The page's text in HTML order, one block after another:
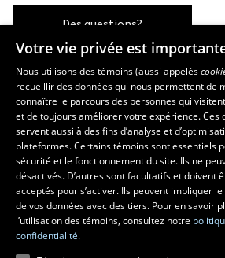
Des questions?
Les écoles et la recherche
École d’art
École supérieure d’aménagement du
régional
École de design
Centre de recherche en aménagement et
Votre vie privée est
Nous utilisons des témoins (aussi appelés
recueillir des données qui nous permettent de
connaître le parcours des personnes qui
et de toujours améliorer votre expérience. Ces
servent aussi à des fins d’analyse et
plateformes. Certains témoins sont essentiels
sécurité et le fonctionnement du site. Ils ne
désactivés. D’autres sont facultatifs et doivent
acceptés pour s’activer. Ils peuvent impliquer
de vos données avec des tiers. Pour en savoir
l’utilisation des témoins, consultez notre
confidentialité.